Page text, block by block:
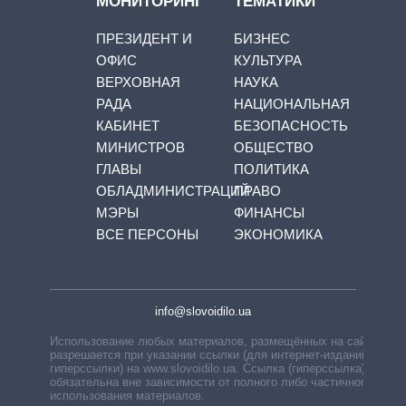
ПРЕЗИДЕНТ И
ОФИС
ВЕРХОВНАЯ
РАДА
КАБИНЕТ
МИНИСТРОВ
ГЛАВЫ
ОБЛАДМИНИСТРАЦИЙ
МЭРЫ
ВСЕ ПЕРСОНЫ
БИЗНЕС
КУЛЬТУРА
НАУКА
НАЦИОНАЛЬНАЯ
БЕЗОПАСНОСТЬ
ОБЩЕСТВО
ПОЛИТИКА
ПРАВО
ФИНАНСЫ
ЭКОНОМИКА
info@slovoidilo.ua
Использование любых материалов, размещённых на сайте,
разрешается при указании ссылки (для интернет-изданий —
гиперссылки) на www.slovoidilo.ua. Ссылка (гиперссылка)
обязательна вне зависимости от полного либо частичного
использования материалов.